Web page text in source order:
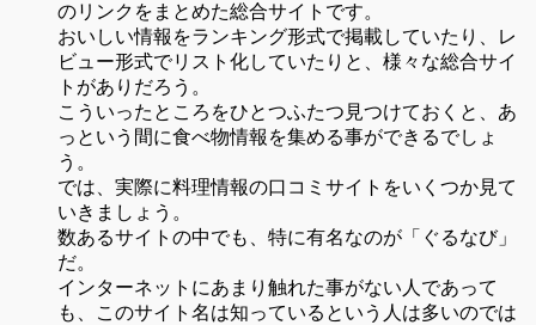
のリンクをまとめた総合サイトです。
おいしい情報をランキング形式で掲載していたり、レ
ビュー形式でリスト化していたりと、様々な総合サイ
トがありだろう。
こういったところをひとつふたつ見つけておくと、あ
っという間に食べ物情報を集める事ができるでしょ
う。
では、実際に料理情報の口コミサイトをいくつか見て
いきましょう。
数あるサイトの中でも、特に有名なのが「ぐるなび」
だ。
インターネットにあまり触れた事がない人であって
も、このサイト名は知っているという人は多いのでは